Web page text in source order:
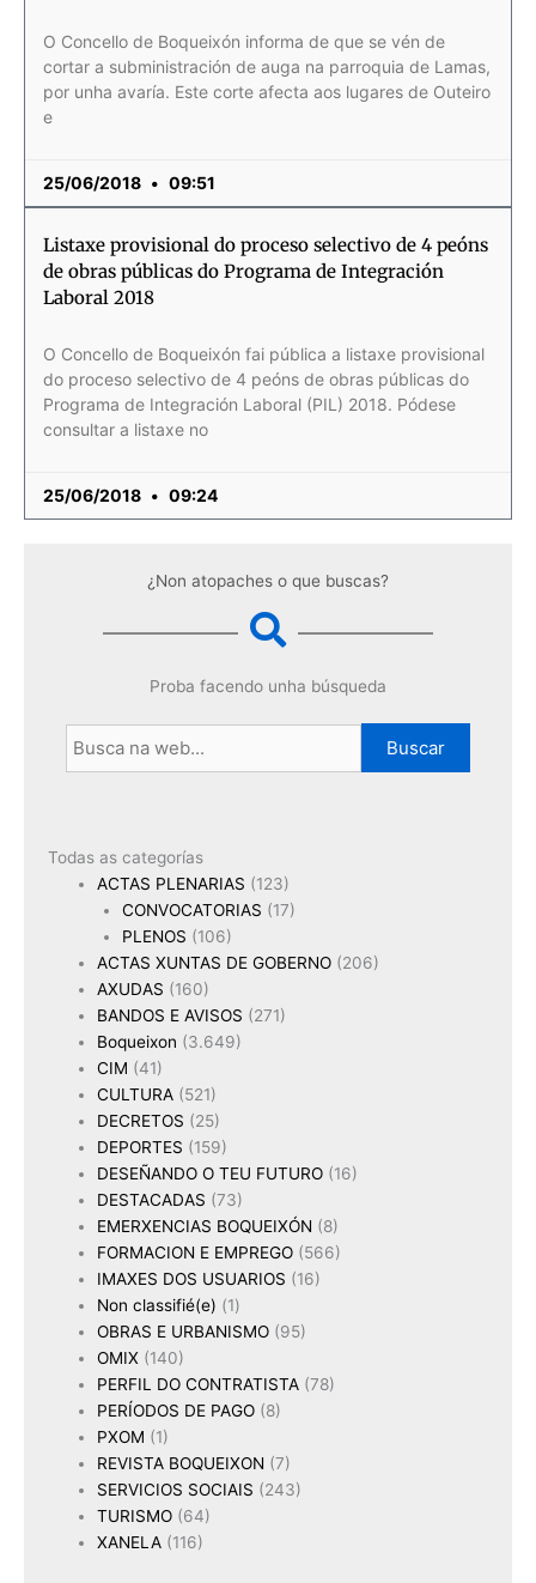
O Concello de Boqueixón informa de que se vén de
cortar a subministración de auga na parroquia de Lamas,
por unha avaría. Este corte afecta aos lugares de Outeiro
e
25/06/2018 09:51
Listaxe provisional do proceso selectivo de 4 peóns
de obras públicas do Programa de Integración
Laboral 2018
O Concello de Boqueixón fai pública a listaxe provisional
do proceso selectivo de 4 peóns de obras públicas do
Programa de Integración Laboral (PIL) 2018. Pódese
consultar a listaxe no
25/06/2018 09:24
¿Non atopaches o que buscas?
Proba facendo unha búsqueda
Buscar
Todas as categorías
ACTAS PLENARIAS (123)
CONVOCATORIAS (17)
PLENOS (106)
ACTAS XUNTAS DE GOBERNO (206)
AXUDAS (160)
BANDOS E AVISOS (271)
Boqueixon (3.649)
CIM (41)
CULTURA (521)
DECRETOS (25)
DEPORTES (159)
DESEÑANDO O TEU FUTURO (16)
DESTACADAS (73)
EMERXENCIAS BOQUEIXÓN (8)
FORMACION E EMPREGO (566)
IMAXES DOS USUARIOS (16)
Non classifié(e) (1)
OBRAS E URBANISMO (95)
OMIX (140)
PERFIL DO CONTRATISTA (78)
PERÍODOS DE PAGO (8)
PXOM (1)
REVISTA BOQUEIXON (7)
SERVICIOS SOCIAIS (243)
TURISMO (64)
XANELA (116)